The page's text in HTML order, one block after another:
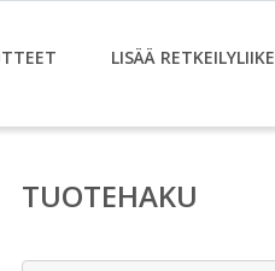
LISÄÄ RETKEILYLIIKE
TUOTEHAKU